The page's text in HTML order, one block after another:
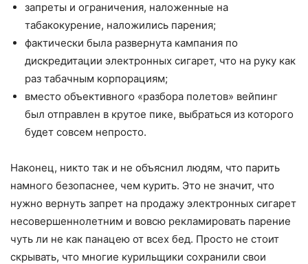
запреты и ограничения, наложенные на
табакокурение, наложились парения;
фактически была развернута кампания по
дискредитации электронных сигарет, что на руку как
раз табачным корпорациям;
вместо объективного «разбора полетов» вейпинг
был отправлен в крутое пике, выбраться из которого
будет совсем непросто.
Наконец, никто так и не объяснил людям, что парить
намного безопаснее, чем курить. Это не значит, что
нужно вернуть запрет на продажу электронных сигарет
несовершеннолетним и вовсю рекламировать парение
чуть ли не как панацею от всех бед. Просто не стоит
скрывать, что многие курильщики сохранили свои